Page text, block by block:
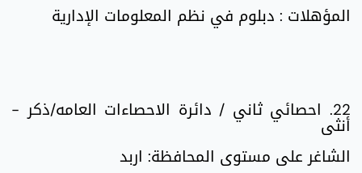
المؤهلات : دبلوم في نظم المعلومات الإدارية
22. احصائي ثاني / دائرة الاحصاءات العامه/ذكر -
أنثى
الشاغر على مستوى المحافظة: اربد